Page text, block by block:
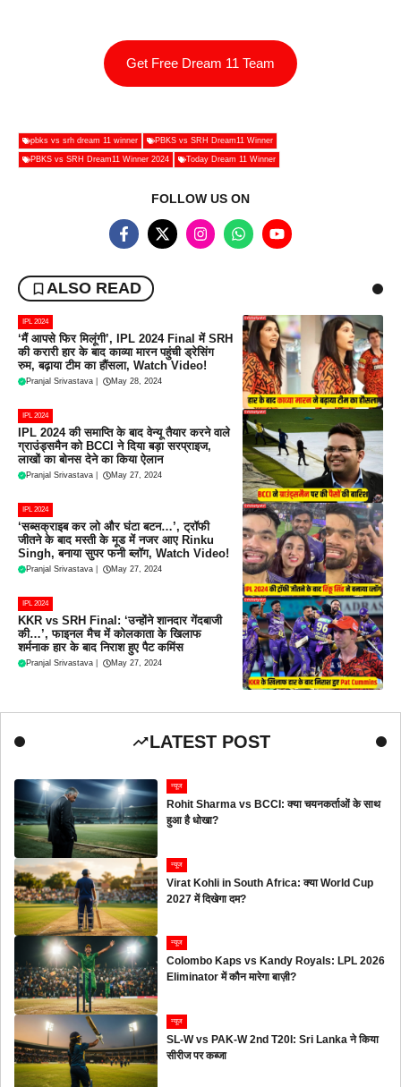
Get Free Dream 11 Team
pbks vs srh dream 11 winner PBKS vs SRH Dream11 Winner
PBKS vs SRH Dream11 Winner 2024 Today Dream 11 Winner
FOLLOW US ON
ALSO READ
IPL 2024
‘मैं आपसे फिर मिलूंगी’, IPL 2024 Final में SRH
की करारी हार के बाद काव्या मारन पहुंची ड्रेसिंग
रुम, बढ़ाया टीम का हौंसला, Watch Video!
Pranjal Srivastava May 28, 2024
IPL 2024
IPL 2024 की समाप्ति के बाद वेन्यू तैयार करने वाले
ग्राउंड्समैन को BCCI ने दिया बड़ा सरप्राइज,
लाखों का बोनस देने का किया ऐलान
Pranjal Srivastava May 27, 2024
IPL 2024
‘सब्सक्राइब कर लो और घंटा बटन…’, ट्रॉफी
जीतने के बाद मस्ती के मूड में नजर आए Rinku
Singh, बनाया सुपर फनी ब्लॉग, Watch Video!
Pranjal Srivastava May 27, 2024
IPL 2024
KKR vs SRH Final: ‘उन्होंने शानदार गेंदबाजी
की…’, फाइनल मैच में कोलकाता के खिलाफ
शर्मनाक हार के बाद निराश हुए पैट कमिंस
Pranjal Srivastava May 27, 2024
LATEST POST
न्यूज
Rohit Sharma vs BCCI: क्या चयनकर्ताओं के साथ
हुआ है धोखा?
न्यूज
Virat Kohli in South Africa: क्या World Cup
2027 में दिखेगा दम?
न्यूज
Colombo Kaps vs Kandy Royals: LPL 2026
Eliminator में कौन मारेगा बाज़ी?
न्यूज
SL-W vs PAK-W 2nd T20I: Sri Lanka ने किया
सीरीज पर कब्जा